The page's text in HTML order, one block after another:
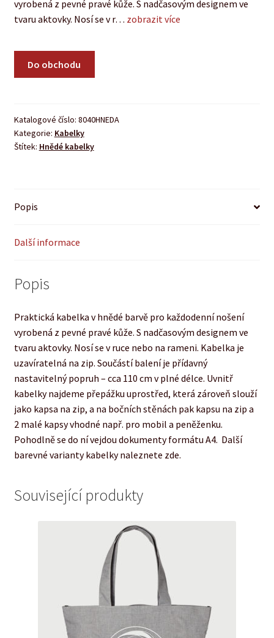
vyrobená z pevné pravé kůže. S nadčasovým designem ve
tvaru aktovky. Nosí se v r… zobrazit více
Do obchodu
Katalogové číslo: 8040HNEDA
Kategorie: Kabelky
Štítek: Hnědé kabelky
Popis
Další informace
Popis
Praktická kabelka v hnědé barvě pro každodenní nošení
vyrobená z pevné pravé kůže. S nadčasovým designem ve
tvaru aktovky. Nosí se v ruce nebo na rameni. Kabelka je
uzavíratelná na zip. Součástí balení je přídavný
nastavitelný popruh – cca 110 cm v plné délce. Uvnitř
kabelky najdeme přepážku uprostřed, která zároveň slouží
jako kapsa na zip, a na bočních stěnách pak kapsu na zip a
2 malé kapsy vhodné např. pro mobil a peněženku.
Pohodlně se do ní vejdou dokumenty formátu A4. Další
barevné varianty kabelky naleznete zde.
Související produkty